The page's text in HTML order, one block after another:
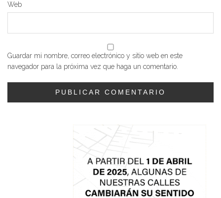
Web
Guardar mi nombre, correo electrónico y sitio web en este
navegador para la próxima vez que haga un comentario.